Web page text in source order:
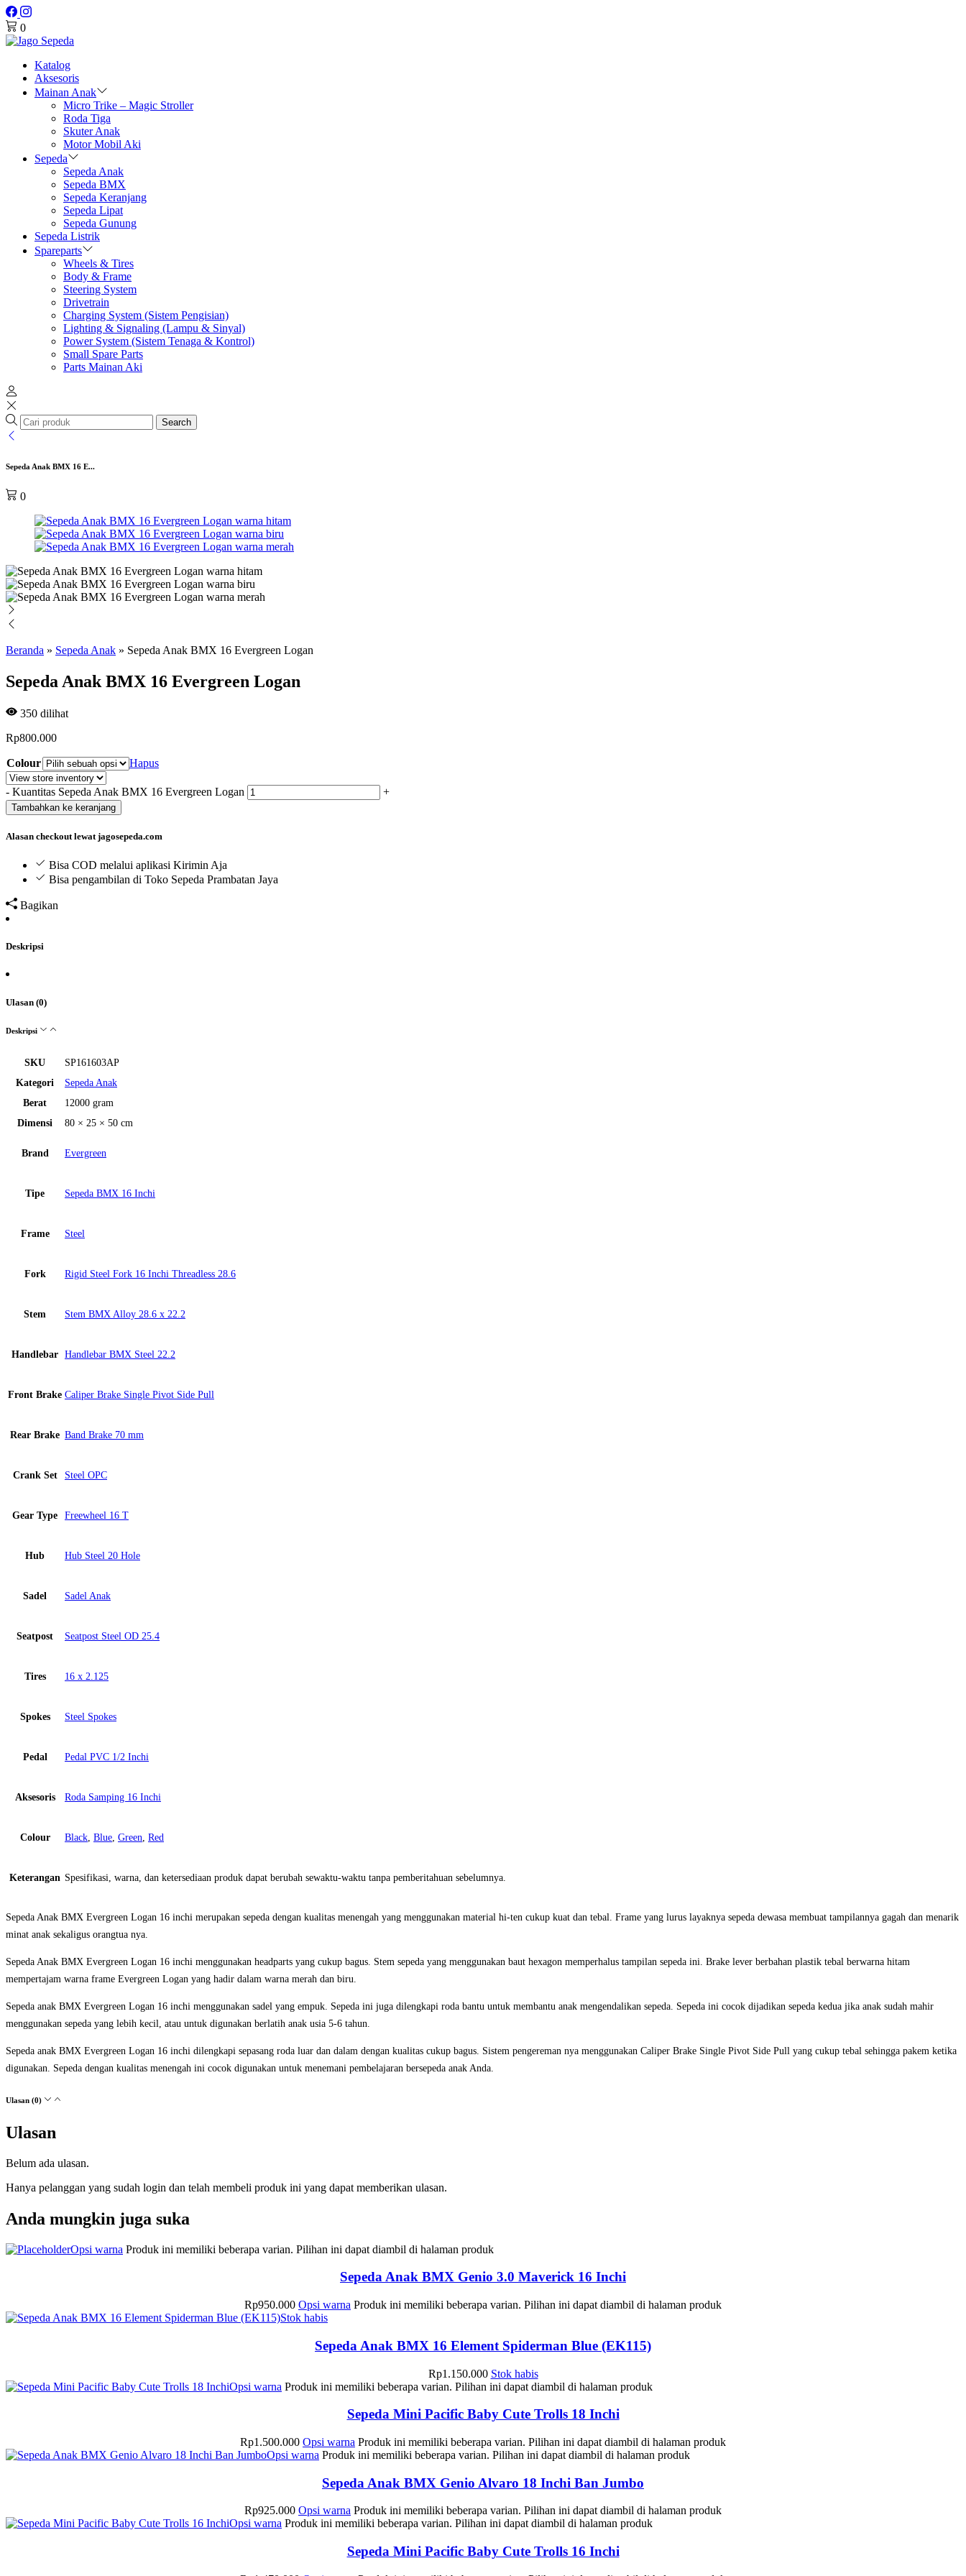
0
Katalog
Aksesoris
Mainan Anak
Micro Trike – Magic Stroller
Roda Tiga
Skuter Anak
Motor Mobil Aki
Sepeda
Sepeda Anak
Sepeda BMX
Sepeda Keranjang
Sepeda Lipat
Sepeda Gunung
Sepeda Listrik
Spareparts
Wheels & Tires
Body & Frame
Steering System
Drivetrain
Charging System (Sistem Pengisian)
Lighting & Signaling (Lampu & Sinyal)
Power System (Sistem Tenaga & Kontrol)
Small Spare Parts
Parts Mainan Aki
Search
Sepeda Anak BMX 16 E...
0
Beranda » Sepeda Anak » Sepeda Anak BMX 16 Evergreen Logan
Sepeda Anak BMX 16 Evergreen Logan
350 dilihat
Rp800.000
Colour Hapus
- Kuantitas Sepeda Anak BMX 16 Evergreen Logan +
Tambahkan ke keranjang
Alasan checkout lewat jagosepeda.com
Bisa COD melalui aplikasi Kirimin Aja
Bisa pengambilan di Toko Sepeda Prambatan Jaya
Bagikan
Deskripsi
Ulasan (0)
Deskripsi
SKU
SP161603AP
Kategori
Sepeda Anak
Berat
12000 gram
Dimensi
80 × 25 × 50 cm
Brand Evergreen
Tipe Sepeda BMX 16 Inchi
Frame Steel
Fork Rigid Steel Fork 16 Inchi Threadless 28.6
Stem Stem BMX Alloy 28.6 x 22.2
Handlebar Handlebar BMX Steel 22.2
Front Brake Caliper Brake Single Pivot Side Pull
Rear Brake Band Brake 70 mm
Crank Set Steel OPC
Gear Type Freewheel 16 T
Hub Hub Steel 20 Hole
Sadel Sadel Anak
Seatpost Seatpost Steel OD 25.4
Tires 16 x 2.125
Spokes Steel Spokes
Pedal Pedal PVC 1/2 Inchi
Aksesoris Roda Samping 16 Inchi
Colour Black, Blue, Green, Red
Keterangan Spesifikasi, warna, dan ketersediaan produk dapat berubah sewaktu-waktu tanpa pemberitahuan sebelumnya.
Sepeda Anak BMX Evergreen Logan 16 inchi merupakan sepeda dengan kualitas menengah yang menggunakan material hi-ten cukup kuat dan tebal. Frame yang lurus layaknya sepeda dewasa membuat tampilannya gagah dan menarik
minat anak sekaligus orangtua nya.
Sepeda Anak BMX Evergreen Logan 16 inchi menggunakan headparts yang cukup bagus. Stem sepeda yang menggunakan baut hexagon memperhalus tampilan sepeda ini. Brake lever berbahan plastik tebal berwarna hitam
mempertajam warna frame Evergreen Logan yang hadir dalam warna merah dan biru.
Sepeda anak BMX Evergreen Logan 16 inchi menggunakan sadel yang empuk. Sepeda ini juga dilengkapi roda bantu untuk membantu anak mengendalikan sepeda. Sepeda ini cocok dijadikan sepeda kedua jika anak sudah mahir
menggunakan sepeda yang lebih kecil, atau untuk digunakan berlatih anak usia 5-6 tahun.
Sepeda anak BMX Evergreen Logan 16 inchi dilengkapi sepasang roda luar dan dalam dengan kualitas cukup bagus. Sistem pengereman nya menggunakan Caliper Brake Single Pivot Side Pull yang cukup tebal sehingga pakem ketika
digunakan. Sepeda dengan kualitas menengah ini cocok digunakan untuk menemani pembelajaran bersepeda anak Anda.
Ulasan (0)
Ulasan
Belum ada ulasan.
Hanya pelanggan yang sudah login dan telah membeli produk ini yang dapat memberikan ulasan.
Anda mungkin juga suka
Opsi warna Produk ini memiliki beberapa varian. Pilihan ini dapat diambil di halaman produk
Sepeda Anak BMX Genio 3.0 Maverick 16 Inchi
Rp950.000 Opsi warna Produk ini memiliki beberapa varian. Pilihan ini dapat diambil di halaman produk
Stok habis
Sepeda Anak BMX 16 Element Spiderman Blue (EK115)
Rp1.150.000 Stok habis
Opsi warna Produk ini memiliki beberapa varian. Pilihan ini dapat diambil di halaman produk
Sepeda Mini Pacific Baby Cute Trolls 18 Inchi
Rp1.500.000 Opsi warna Produk ini memiliki beberapa varian. Pilihan ini dapat diambil di halaman produk
Opsi warna Produk ini memiliki beberapa varian. Pilihan ini dapat diambil di halaman produk
Sepeda Anak BMX Genio Alvaro 18 Inchi Ban Jumbo
Rp925.000 Opsi warna Produk ini memiliki beberapa varian. Pilihan ini dapat diambil di halaman produk
Opsi warna Produk ini memiliki beberapa varian. Pilihan ini dapat diambil di halaman produk
Sepeda Mini Pacific Baby Cute Trolls 16 Inchi